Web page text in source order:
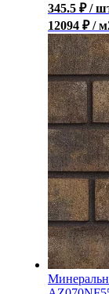
345.5 ₽ /
12094 ₽ /